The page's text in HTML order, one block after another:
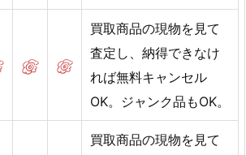
買取商品の現物を見て
査定し、納得できなけ
れば無料キャンセル
OK。ジャンク品もOK。
買取商品の現物を見て